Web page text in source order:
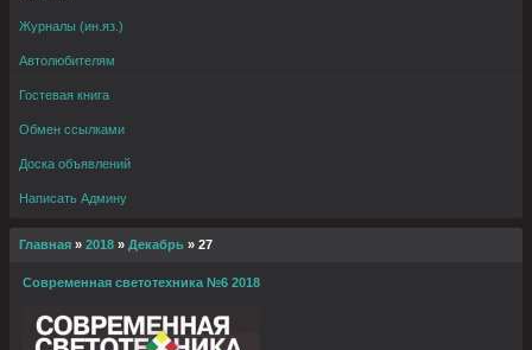
Журналы (ин.яз.)
Автолюбителям
Гостевая книга
Обмен ссылками
Доска объявлений
Написать Админу
Главная » 2018 » Декабрь » 27
Современная светотехника №6 2018